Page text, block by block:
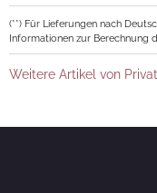
(**) Für Lieferungen nach
Informationen zur Berechnung
Weitere Artikel von